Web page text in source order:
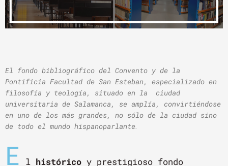
El fondo bibliográfico del Convento y de la
Pontificia Facultad de San Esteban, especializado en
filosofía y teología, situado en la ciudad
universitaria de Salamanca, se amplía, convirtiéndose
en uno de los más grandes, no sólo de la ciudad sino
de todo el mundo hispanoparlante
E l histórico y prestigioso fondo